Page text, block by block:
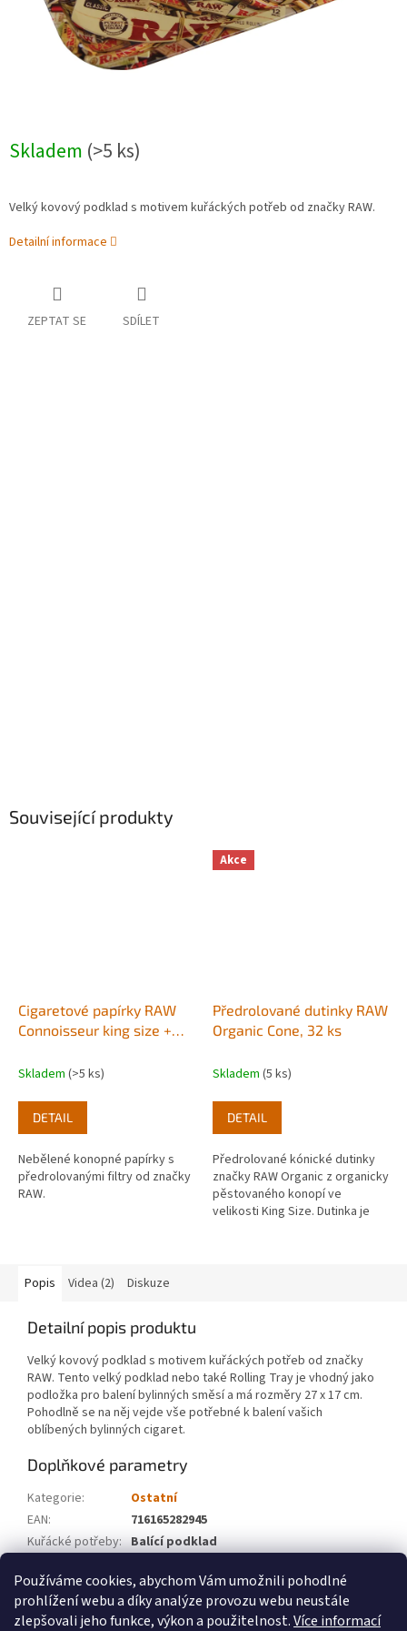
Používáme cookies, abychom Vám umožnili pohodlné
prohlížení webu a díky analýze provozu webu neustále
zlepšovali jeho funkce, výkon a použitelnost.Více informací
Skladem (>5 ks)
Velký kovový podklad s motivem kuřáckých potřeb od značky RAW.
Detailní informace
ZEPTAT SE SDÍLET
Související produkty
Cigaretové papírky RAW
Connoisseur king size +
Skladem (>5 ks)
DETAIL
Nebělené konopné papírky s
předrolovanými filtry od značky
RAW.
Akce
Předrolované dutinky RAW
Organic Cone, 32 ks
Skladem (5 ks)
DETAIL
Předrolované kónické dutinky
značky RAW Organic z organicky
pěstovaného konopí ve
velikosti King Size. Dutinka je
Popis
Videa (2) Diskuze
Detailní popis produktu
Velký kovový podklad s motivem kuřáckých potřeb od značky
RAW. Tento velký podklad nebo také Rolling Tray je vhodný jako
podložka pro balení bylinných směsí a má rozměry 27 x 17 cm.
Pohodlně se na něj vejde vše potřebné k balení vašich
oblíbených bylinných cigaret.
Doplňkové parametry
Kategorie:
Ostatní
EAN:
716165282945
Kuřácké potřeby: Balící podklad